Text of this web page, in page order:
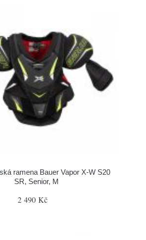
ramena Bauer Vapor X-W S20
SR, Senior, M
2 490 Kč